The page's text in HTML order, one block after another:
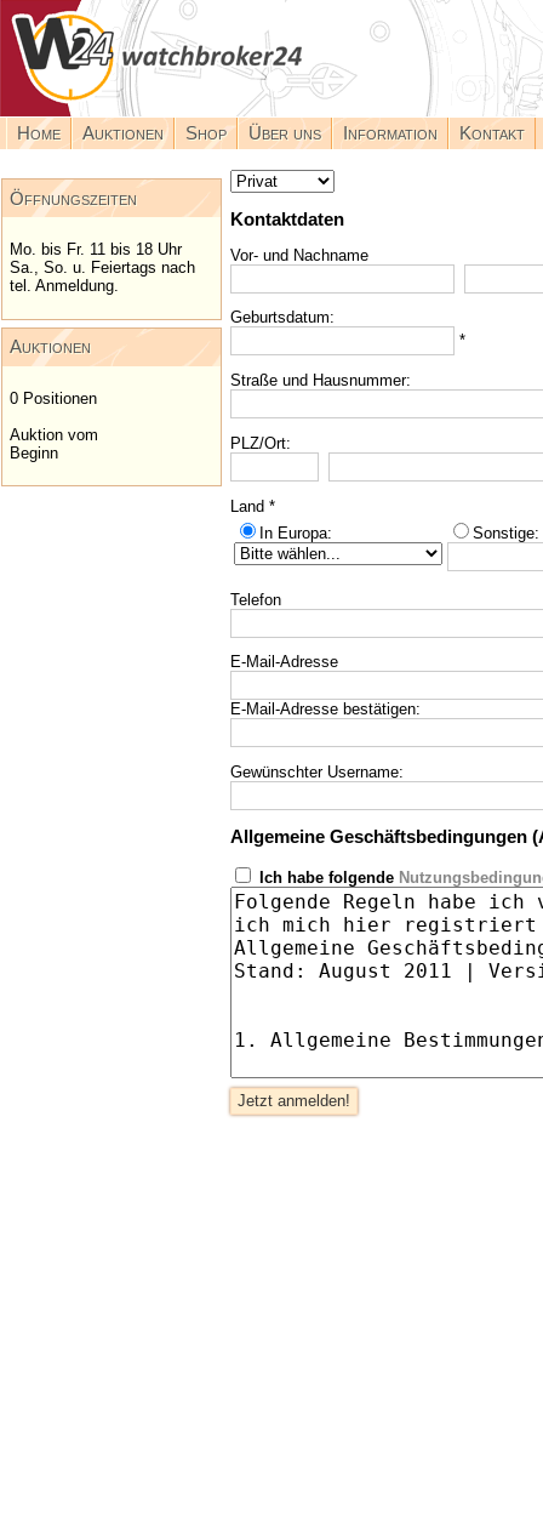
Home Auktionen Shop Über uns Information Kontakt
Öffnungszeiten
Mo. bis Fr. 11 bis 18 Uhr
Sa., So. u. Feiertags nach
tel. Anmeldung.
Auktionen
0 Positionen
Auktion vom
Beginn
Kontaktdaten
Vor- und Nachname
Geburtsdatum:
*
Straße und Hausnummer:
PLZ/Ort:
Land *
In Europa:
Sonstige:
Telefon
E-Mail-Adresse
E-Mail-Adresse bestätigen:
Gewünschter Username:
Allgemeine Geschäftsbedingungen
Ich habe folgende